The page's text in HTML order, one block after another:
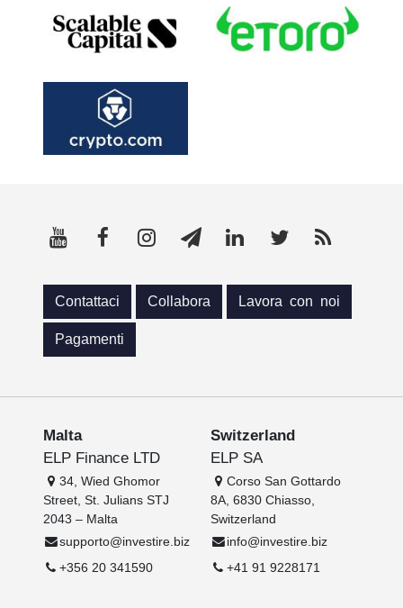
Contattaci Collabora Lavora con noi
Pagamenti
Malta
ELP Finance LTD
34, Wied Ghomor
Street, St. Julians STJ
2043 – Malta
supporto@investire.biz
+356 20 341590
Switzerland
ELP SA
Corso San Gottardo
8A, 6830 Chiasso,
Switzerland
info@investire.biz
+41 91 9228171